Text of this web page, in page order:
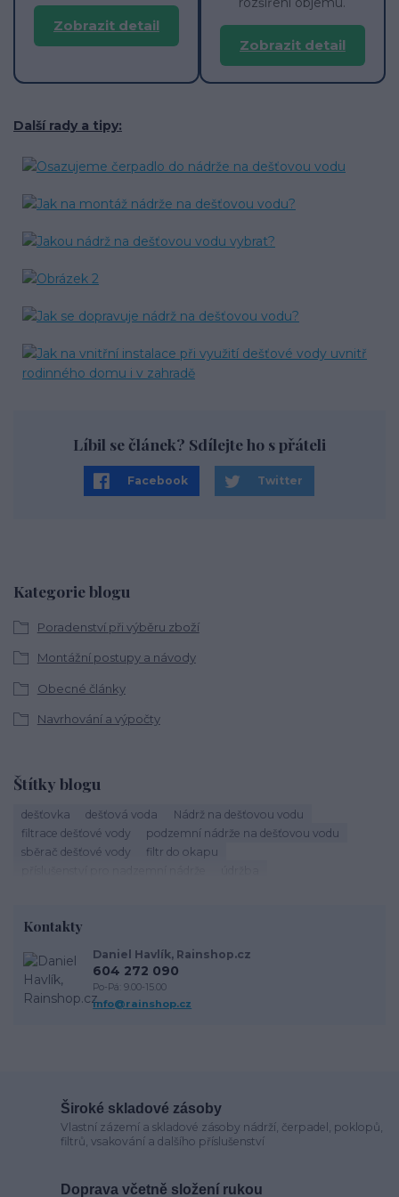
Kategorie blogu
Poradenství při výběru zboží
Montážní postupy a návody
Obecné články
Navrhování a výpočty
Štítky blogu
dešťovka dešťová voda
Nádrž na dešťovou vodu
filtrace dešťové vody
podzemní nádrže na dešťovou vodu
sběrač dešťové vody
filtr do okapu
Kontakty
Daniel Havlík, Rainshop.cz
604 272 090
Po-Pá: 9.00-15.00
info@rainshop.cz
Zobrazit detail
Zobrazit detail
Další rady a tipy:
Líbil se článek? Sdílejte ho s přáteli
Facebook Twitter
Široké skladové zásoby
Vlastní zázemí a skladové zásoby nádrží, čerpadel, poklopů,
filtrů, vsakování a dalšího příslušenství
Doprava včetně složení rukou